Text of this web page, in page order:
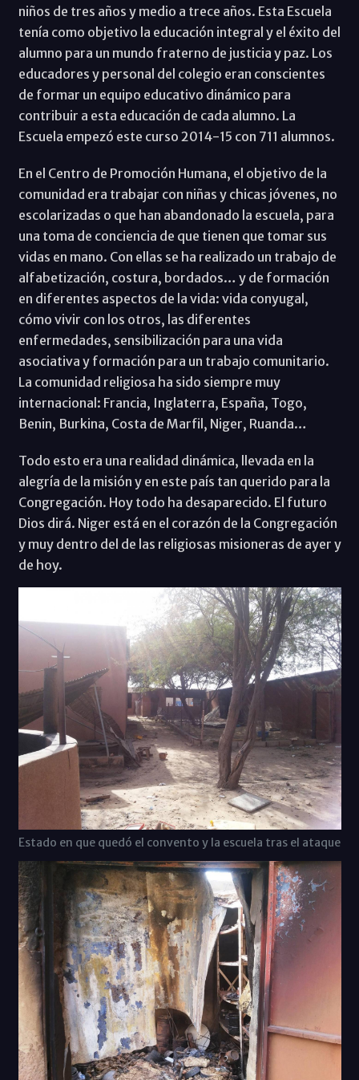
niños de tres años y medio a trece años. Esta Escuela
tenía como objetivo la educación integral y el éxito del
alumno para un mundo fraterno de justicia y paz. Los
educadores y personal del colegio eran conscientes
de formar un equipo educativo dinámico para
contribuir a esta educación de cada alumno. La
Escuela empezó este curso 2014-15 con 711 alumnos.
En el Centro de Promoción Humana, el objetivo de la
comunidad era trabajar con niñas y chicas jóvenes, no
escolarizadas o que han abandonado la escuela, para
una toma de conciencia de que tienen que tomar sus
vidas en mano. Con ellas se ha realizado un trabajo de
alfabetización, costura, bordados… y de formación
en diferentes aspectos de la vida: vida conyugal,
cómo vivir con los otros, las diferentes
enfermedades, sensibilización para una vida
asociativa y formación para un trabajo comunitario.
La comunidad religiosa ha sido siempre muy
internacional: Francia, Inglaterra, España, Togo,
Benin, Burkina, Costa de Marfil, Niger, Ruanda…
Todo esto era una realidad dinámica, llevada en la
alegría de la misión y en este país tan querido para la
Congregación. Hoy todo ha desaparecido. El futuro
Dios dirá. Niger está en el corazón de la Congregación
y muy dentro del de las religiosas misioneras de ayer y
de hoy.
Estado en que quedó el convento y la escuela tras el ataque